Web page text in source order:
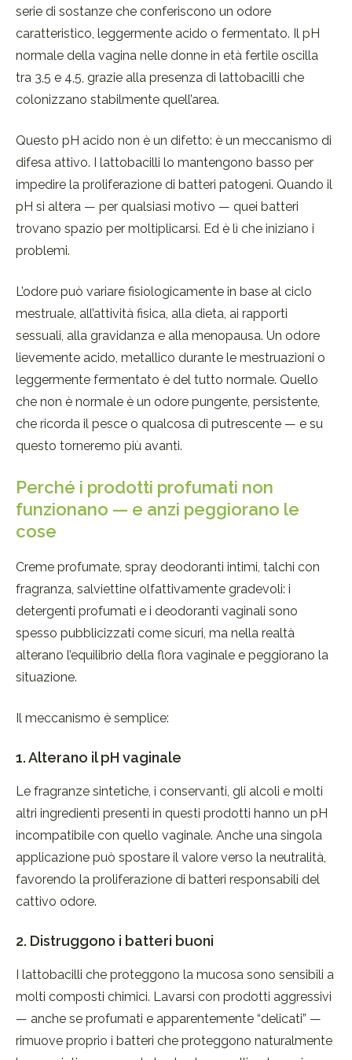
serie di sostanze che conferiscono un odore
caratteristico, leggermente acido o fermentato. Il pH
normale della vagina nelle donne in età fertile oscilla
tra 3,5 e 4,5, grazie alla presenza di lattobacilli che
colonizzano stabilmente quell’area.
Questo pH acido non è un difetto: è un meccanismo di
difesa attivo. I lattobacilli lo mantengono basso per
impedire la proliferazione di batteri patogeni. Quando il
pH si altera — per qualsiasi motivo — quei batteri
trovano spazio per moltiplicarsi. Ed è lì che iniziano i
problemi.
L’odore può variare fisiologicamente in base al ciclo
mestruale, all’attività fisica, alla dieta, ai rapporti
sessuali, alla gravidanza e alla menopausa. Un odore
lievemente acido, metallico durante le mestruazioni o
leggermente fermentato è del tutto normale. Quello
che non è normale è un odore pungente, persistente,
che ricorda il pesce o qualcosa di putrescente — e su
questo torneremo più avanti.
Perché i prodotti profumati non
funzionano — e anzi peggiorano le
cose
Creme profumate, spray deodoranti intimi, talchi con
fragranza, salviettine olfattivamente gradevoli: i
detergenti profumati e i deodoranti vaginali sono
spesso pubblicizzati come sicuri, ma nella realtà
alterano l’equilibrio della flora vaginale e peggiorano la
situazione.
Il meccanismo è semplice:
1. Alterano il pH vaginale
Le fragranze sintetiche, i conservanti, gli alcoli e molti
altri ingredienti presenti in questi prodotti hanno un pH
incompatibile con quello vaginale. Anche una singola
applicazione può spostare il valore verso la neutralità,
favorendo la proliferazione di batteri responsabili del
cattivo odore.
2. Distruggono i batteri buoni
I lattobacilli che proteggono la mucosa sono sensibili a
molti composti chimici. Lavarsi con prodotti aggressivi
— anche se profumati e apparentemente “delicati” —
rimuove proprio i batteri che proteggono naturalmente